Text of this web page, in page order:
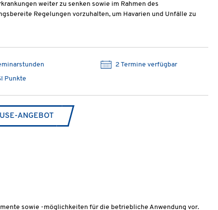
weiter zu senken sowie im Rahmen des
Regelungen vorzuhalten, um Havarien und Unfälle zu
2 Termine verfügbar
Punkte
ANGEBOT
sowie -möglichkeiten für die betriebliche Anwendung vor.